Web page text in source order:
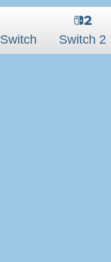
Switch Switch 2